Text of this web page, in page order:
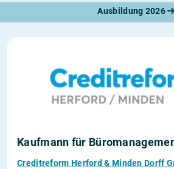
Ausbildung 2026
Kaufmann für
Creditreform Herford & Minden Dorff